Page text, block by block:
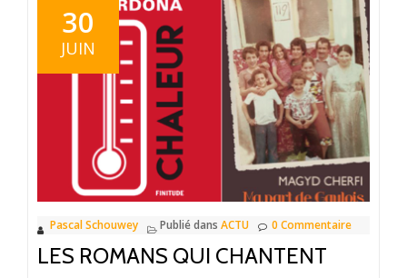
Romans
qui
chantent,
deuxième
30
JUIN
Pascal Schouwey Publié dans ACTU 0 Commentaire
LES ROMANS QUI CHANTENT